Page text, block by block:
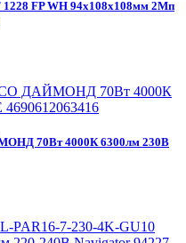
1228 FP WH 94х108х108мм 2Мп
70Вт 4000К 6300лм 230В